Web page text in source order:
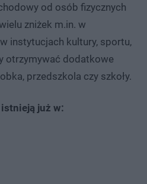
od osób fizycznych
zniżek m.in. w
instytucjach kultury, sportu,
otrzymywać dodatkowe
przedszkola czy szkoły.
już w: